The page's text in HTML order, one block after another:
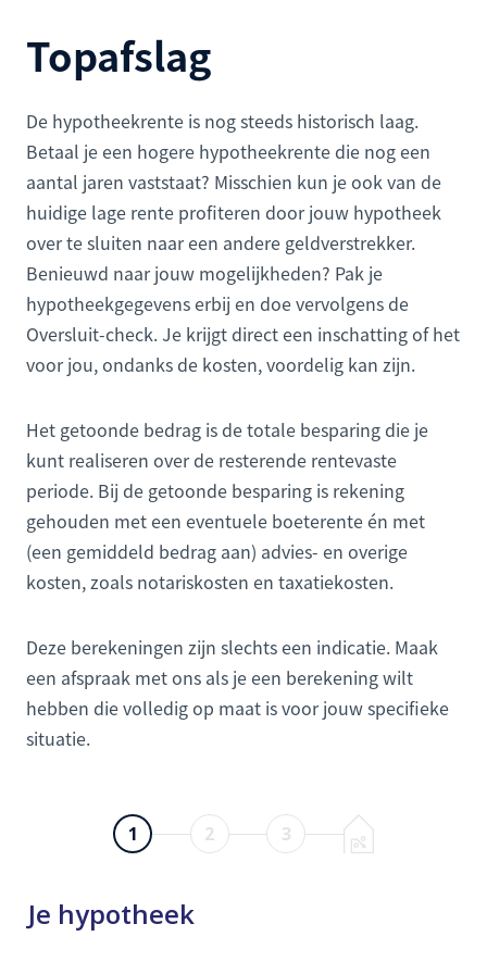
Topafslag
De hypotheekrente is nog steeds historisch laag.
Betaal je een hogere hypotheekrente die nog een
aantal jaren vaststaat? Misschien kun je ook van de
huidige lage rente profiteren door jouw hypotheek
over te sluiten naar een andere geldverstrekker.
Benieuwd naar jouw mogelijkheden? Pak je
hypotheekgegevens erbij en doe vervolgens de
Oversluit-check. Je krijgt direct een inschatting of het
voor jou, ondanks de kosten, voordelig kan zijn.
Het getoonde bedrag is de totale besparing die je
kunt realiseren over de resterende rentevaste
periode. Bij de getoonde besparing is rekening
gehouden met een eventuele boeterente én met
(een gemiddeld bedrag aan) advies- en overige
kosten, zoals notariskosten en taxatiekosten.
Deze berekeningen zijn slechts een indicatie. Maak
een afspraak met ons als je een berekening wilt
hebben die volledig op maat is voor jouw specifieke
situatie.